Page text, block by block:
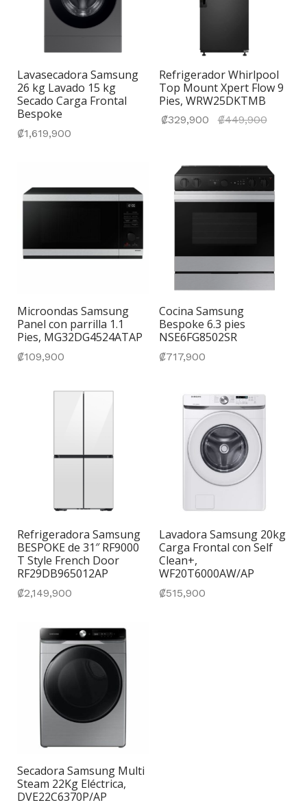
Lavasecadora Samsung
26 kg Lavado 15 kg
Secado Carga Frontal
Bespoke
₡1,619,900
Refrigerador Whirlpool
Top Mount Xpert Flow 9
Pies, WRW25DKTMB
₡329,900 ₡449,900
Microondas Samsung
Panel con parrilla 1.1
Pies, MG32DG4524ATAP
₡109,900
Cocina Samsung
Bespoke 6.3 pies
NSE6FG8502SR
₡717,900
Refrigeradora Samsung
BESPOKE de 31″ RF9000
T Style French Door
RF29DB965012AP
₡2,149,900
Lavadora Samsung 20kg
Carga Frontal con Self
Clean+,
WF20T6000AW/AP
₡515,900
Secadora Samsung Multi
Steam 22Kg Eléctrica,
DVE22C6370P/AP